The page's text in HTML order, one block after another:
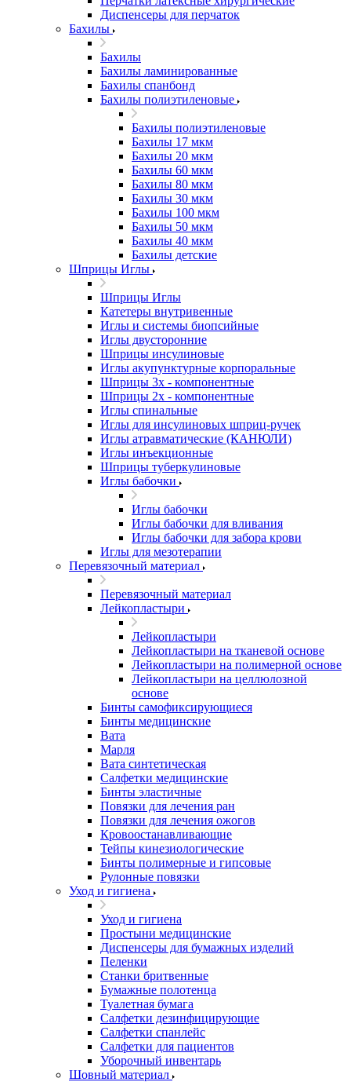
Диспенсеры для перчаток
Бахилы
Бахилы
Бахилы ламинированные
Бахилы спанбонд
Бахилы полиэтиленовые
Бахилы полиэтиленовые
Бахилы 17 мкм
Бахилы 20 мкм
Бахилы 60 мкм
Бахилы 80 мкм
Бахилы 30 мкм
Бахилы 100 мкм
Бахилы 50 мкм
Бахилы 40 мкм
Бахилы детские
Шприцы Иглы
Шприцы Иглы
Катетеры внутривенные
Иглы и системы биопсийные
Иглы двусторонние
Шприцы инсулиновые
Иглы акупунктурные корпоральные
Шприцы 3х - компонентные
Шприцы 2х - компонентные
Иглы спинальные
Иглы для инсулиновых шприц-ручек
Иглы атравматические (КАНЮЛИ)
Иглы инъекционные
Шприцы туберкулиновые
Иглы бабочки
Иглы бабочки
Иглы бабочки для вливания
Иглы бабочки для забора крови
Иглы для мезотерапии
Перевязочный материал
Перевязочный материал
Лейкопластыри
Лейкопластыри
Лейкопластыри на тканевой основе
Лейкопластыри на полимерной основе
Лейкопластыри на целлюлозной
основе
Бинты самофиксирующиеся
Бинты медицинские
Вата
Марля
Вата синтетическая
Салфетки медицинские
Бинты эластичные
Повязки для лечения ран
Повязки для лечения ожогов
Кровоостанавливающие
Тейпы кинезиологические
Бинты полимерные и гипсовые
Рулонные повязки
Уход и гигиена
Уход и гигиена
Простыни медицинские
Диспенсеры для бумажных изделий
Пеленки
Станки бритвенные
Бумажные полотенца
Туалетная бумага
Салфетки дезинфицирующие
Салфетки спанлейс
Салфетки для пациентов
Уборочный инвентарь
Шовный материал